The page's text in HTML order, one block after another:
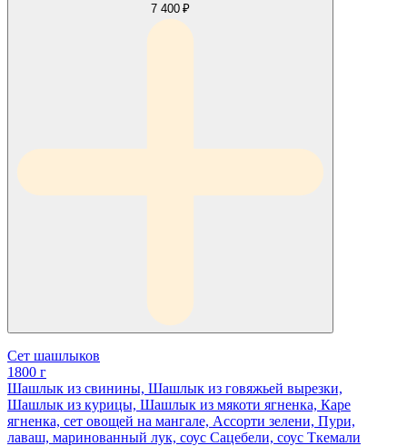
7 400 ₽
Сет шашлыков
1800 г
Шашлык из свинины, Шашлык из говяжьей вырезки,
Шашлык из курицы, Шашлык из мякоти ягненка, Каре
ягненка, сет овощей на мангале, Ассорти зелени, Пури,
лаваш, маринованный лук, соус Сацебели, соус Ткемали